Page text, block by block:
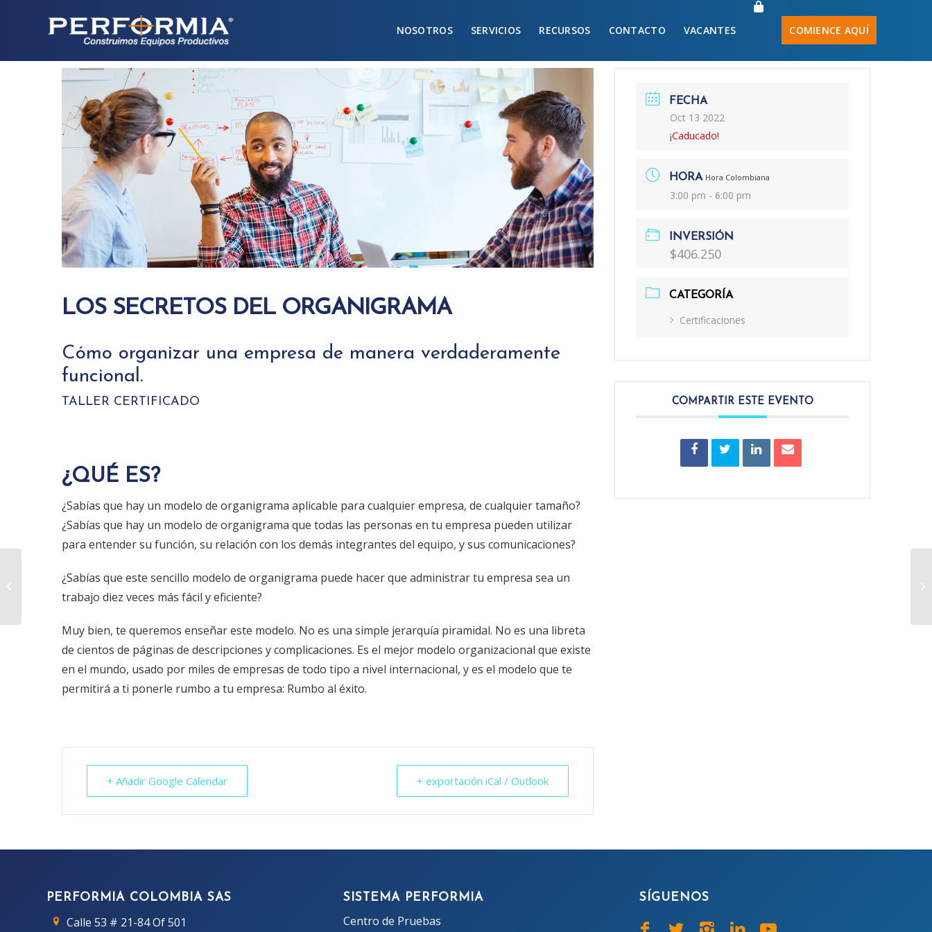
NOSOTROS SERVICIOS RECURSOS CONTACTO VACANTES COMIENCE AQUÍ
LOS SECRETOS DEL ORGANIGRAMA
Cómo organizar una empresa de manera verdaderamente
funcional.
TALLER CERTIFICADO
¿QUÉ ES?
¿Sabías que hay un modelo de organigrama aplicable para cualquier empresa, de cualquier tamaño?
¿Sabías que hay un modelo de organigrama que todas las personas en tu empresa pueden utilizar
para entender su función, su relación con los demás integrantes del equipo, y sus comunicaciones?
¿Sabías que este sencillo modelo de organigrama puede hacer que administrar tu empresa sea un
trabajo diez veces más fácil y eficiente?
Muy bien, te queremos enseñar este modelo. No es una simple jerarquía piramidal. No es una libreta
de cientos de páginas de descripciones y complicaciones. Es el mejor modelo organizacional que existe
en el mundo, usado por miles de empresas de todo tipo a nivel internacional, y es el modelo que te
permitirá a ti ponerle rumbo a tu empresa: Rumbo al éxito.
+ Añadir Google Calendar + exportación iCal / Outlook
FECHA
Oct 13 2022
¡Caducado!
HORA Hora Colombiana
3:00 pm - 6:00 pm
INVERSIÓN
$406.250
CATEGORÍA
Certificaciones
COMPARTIR ESTE EVENTO
PERFORMIA COLOMBIA SAS
Calle 53 # 21-84 Of 501
SISTEMA PERFORMIA
Centro de Pruebas
SÍGUENOS
EMOCIONES en el